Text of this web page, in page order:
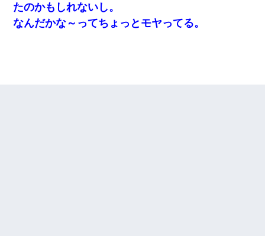
たのかもしれないし。
なんだかな～ってちょっとモヤってる。